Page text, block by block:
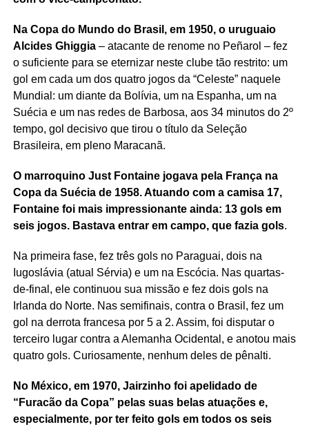
Na Copa do Mundo do Brasil, em 1950, o uruguaio
Alcides Ghiggia– atacante de renome no Peñarol – fez
o suficiente para se eternizar neste clube tão restrito: um
gol em cada um dos quatro jogos da “Celeste” naquele
Mundial: um diante da Bolívia, um na Espanha, um na
Suécia e um nas redes de Barbosa, aos 34 minutos do 2º
tempo, gol decisivo que tirou o título da Seleção
Brasileira, em pleno Maracanã.
O marroquino Just Fontaine jogava pela França na
Copa da Suécia de 1958. Atuando com a camisa 17,
Fontaine foi mais impressionante ainda: 13 gols em
seis jogos. Bastava entrar em campo, que fazia gols.
Na primeira fase, fez três gols no Paraguai, dois na
Iugoslávia (atual Sérvia) e um na Escócia. Nas quartas-
de-final, ele continuou sua missão e fez dois gols na
Irlanda do Norte. Nas semifinais, contra o Brasil, fez um
gol na derrota francesa por 5 a 2. Assim, foi disputar o
terceiro lugar contra a Alemanha Ocidental, e anotou mais
quatro gols. Curiosamente, nenhum deles de pênalti.
No México, em 1970, Jairzinho foi apelidado de
“Furacão da Copa” pelas suas belas atuações e,
especialmente, por ter feito gols em todos os seis